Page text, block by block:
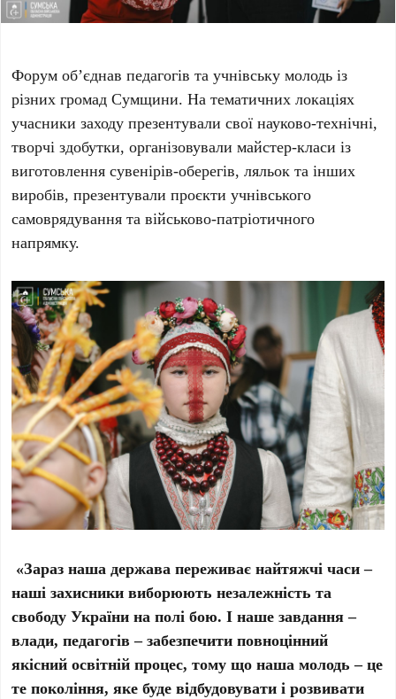
Форум обʼєднав педагогів та учнівську молодь із
різних громад Сумщини. На тематичних локаціях
учасники заходу презентували свої науково-технічні,
творчі здобутки, організовували майстер-класи із
виготовлення сувенірів-оберегів, ляльок та інших
виробів, презентували проєкти учнівського
самоврядування та військово-патріотичного
напрямку.
«Зараз наша держава переживає найтяжчі часи –
наші захисники виборюють незалежність та
свободу України на полі бою. І наше завдання –
влади, педагогів – забезпечити повноцінний
якісний освітній процес, тому що наша молодь – це
те покоління, яке буде відбудовувати і розвивати